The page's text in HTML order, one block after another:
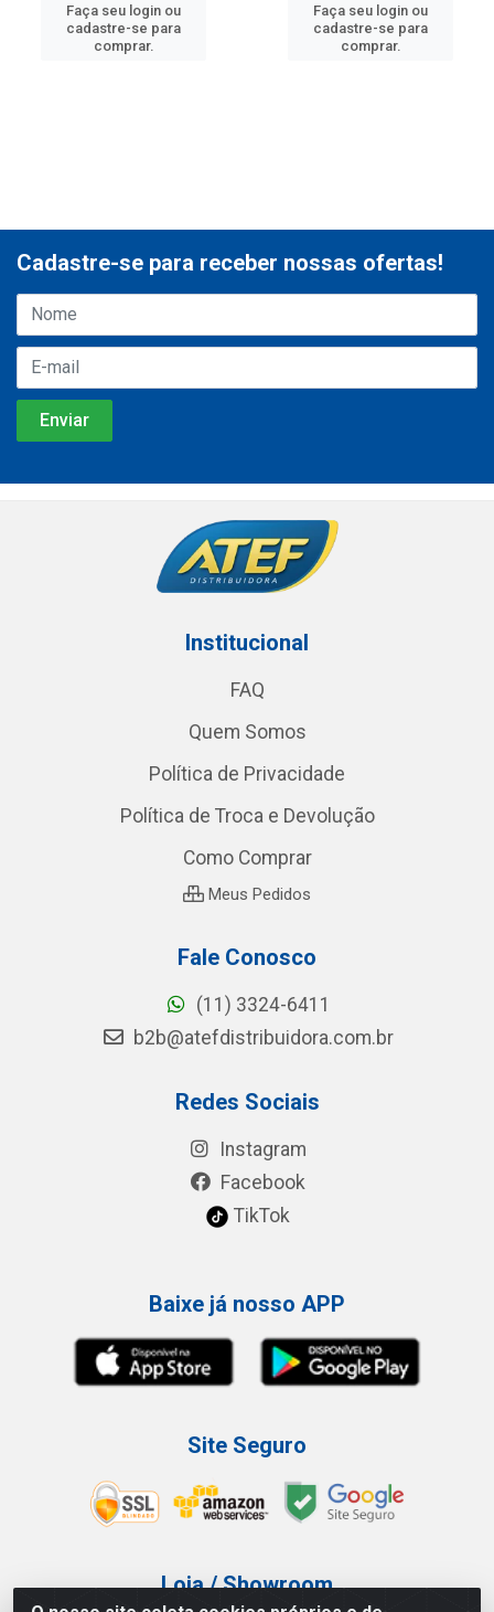
Faça seu login ou
cadastre-se para
comprar.
Faça seu login ou
cadastre-se para
comprar.
Cadastre-se para receber nossas ofertas!
Institucional
FAQ
Quem Somos
Política de Privacidade
Política de Troca e Devolução
Como Comprar
Meus Pedidos
Fale Conosco
(11) 3324-6411
b2b@atefdistribuidora.com.br
Redes Sociais
Instagram
Facebook
TikTok
Baixe já nosso APP
Site Seguro
Loja / Showroom